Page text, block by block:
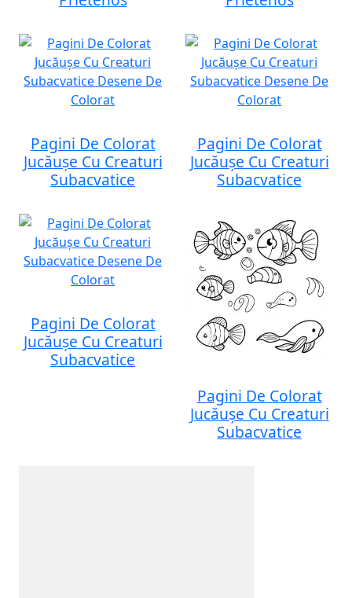
Pagini De Colorat
Jucăușe Cu Creaturi
Subacvatice
Pagini De Colorat
Jucăușe Cu Creaturi
Subacvatice
Pagini De Colorat
Jucăușe Cu Creaturi
Subacvatice
Pagini De Colorat
Jucăușe Cu Creaturi
Subacvatice